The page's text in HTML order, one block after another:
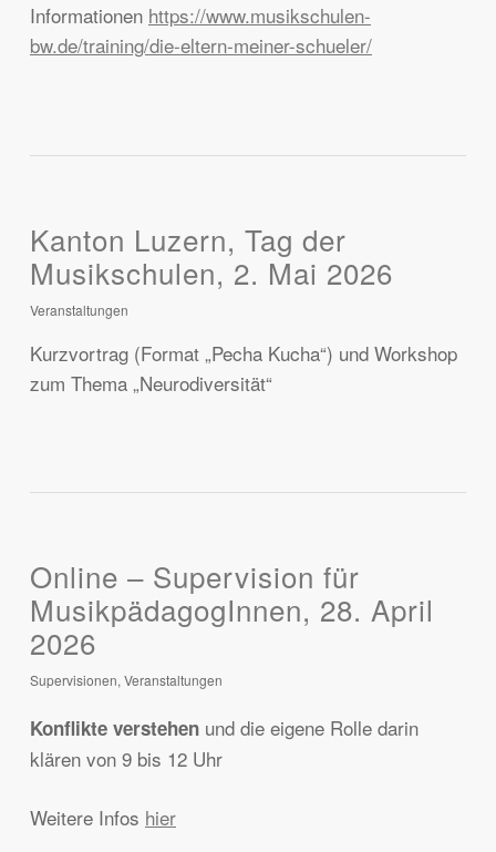
Informationen https://www.musikschulen-
bw.de/training/die-eltern-meiner-schueler/
Kanton Luzern, Tag der
Musikschulen, 2. Mai 2026
Veranstaltungen
Kurzvortrag (Format „Pecha Kucha“) und Workshop
zum Thema „Neurodiversität“
Online – Supervision für
MusikpädagogInnen, 28. April
2026
Supervisionen, Veranstaltungen
Konflikte verstehen und die eigene Rolle darin
klären von 9 bis 12 Uhr
Weitere Infos hier